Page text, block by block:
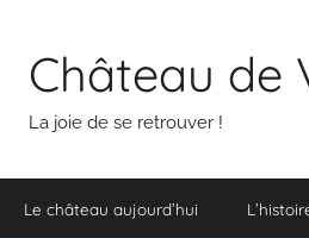
contenuChâteau de
La joie de se retrouver !
Le château aujourd’hui